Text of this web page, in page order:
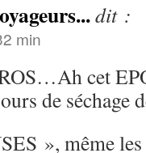
dit :
min
cet
de séchage
», même